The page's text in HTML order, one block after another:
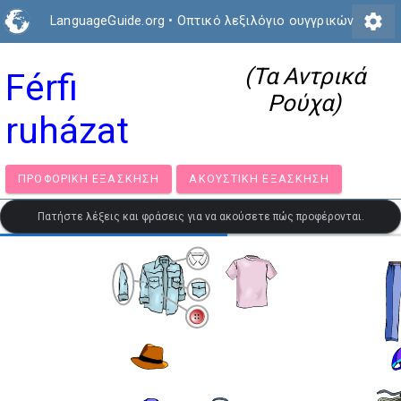
LanguageGuide.org • Οπτικό λεξιλόγιο ουγγρικών settings
Férfi
ruházat
(Τα Αντρικά
Ρούχα)
ΠΡΟΦΟΡΙΚΉ ΕΞΆΣΚΗΣΗ ΑΚΟΥΣΤΙΚΉ ΕΞΆΣΚΗΣΗ
Πατήστε λέξεις και φράσεις για να ακούσετε πώς προφέρονται.